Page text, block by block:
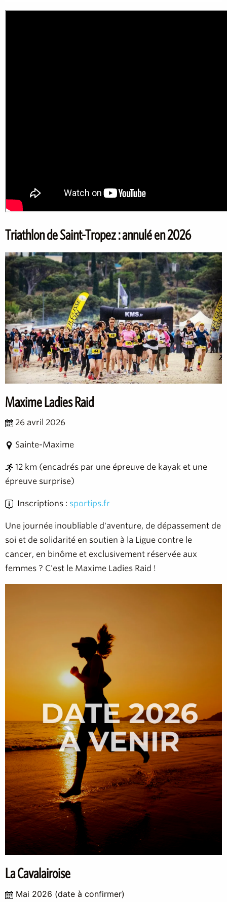
Triathlon de Saint-Tropez : annulé en 2026
Maxime Ladies Raid
26 avril 2026
Sainte-Maxime
12 km (encadrés par une épreuve de kayak et une
épreuve surprise)
Inscriptions : sportips.fr
Une journée inoubliable d'aventure, de dépassement de
soi et de solidarité en soutien à la Ligue contre le
cancer, en binôme et exclusivement réservée aux
femmes ? C'est le Maxime Ladies Raid !
La Cavalairoise
Mai 2026 (date à confirmer)